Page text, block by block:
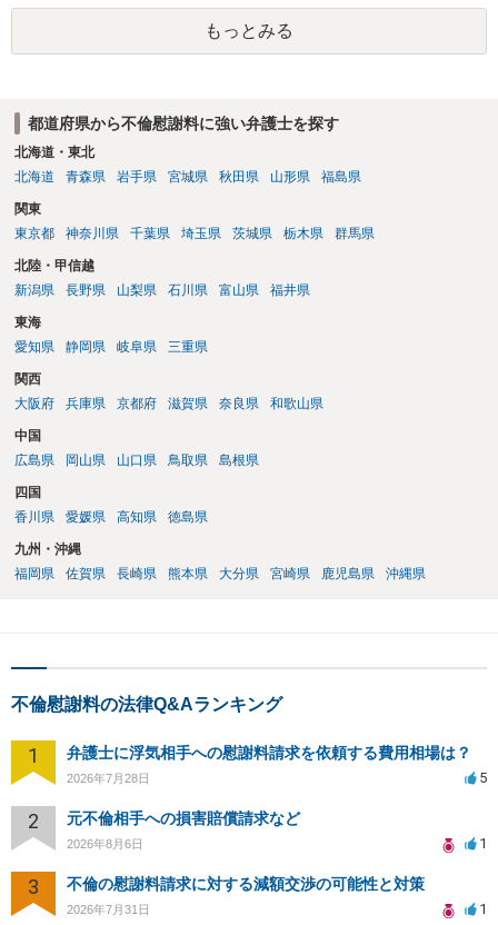
に訴訟されても法的に成立しません。質問５は認知すると養育費支払
い、相続権が発生します。合意があれば法的に可能ですが法律で強制
することはできません。質問６は可能です。質問７は不貞行為の写真
もっとみる
都道府県から不倫慰謝料に強い弁護士を探す
北海道・東北
北海道
青森県 岩手県 宮城県 秋田県 山形県 福島県
関東
東京都
神奈川県 千葉県 埼玉県 茨城県 栃木県 群馬県
北陸・甲信越
新潟県
長野県 山梨県 石川県 富山県 福井県
東海
愛知県
静岡県 岐阜県 三重県
関西
大阪府
兵庫県 京都府 滋賀県 奈良県 和歌山県
中国
広島県
岡山県 山口県 鳥取県 島根県
四国
香川県
愛媛県 高知県 徳島県
九州・沖縄
福岡県
佐賀県 長崎県 熊本県 大分県 宮崎県 鹿児島県 沖縄県
不倫慰謝料の法律Q&Aランキング
1 弁護士に浮気相手への慰謝料請求を依頼する費用相場は？
2026年7月28日 5
2 元不倫相手への損害賠償請求など
2026年8月6日 1
3 不倫の慰謝料請求に対する減額交渉の可能性と対策
2026年7月31日 1